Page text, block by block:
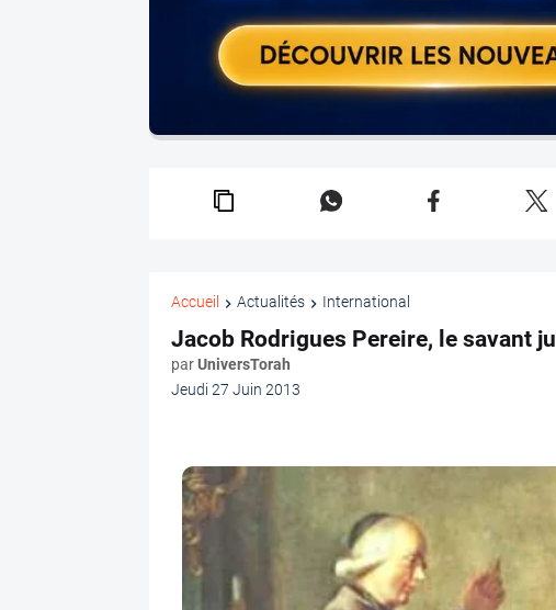
Accueil Actualités International
Jacob Rodrigues Pereire, le savant
parUniversTorah
Jeudi 27 Juin 2013